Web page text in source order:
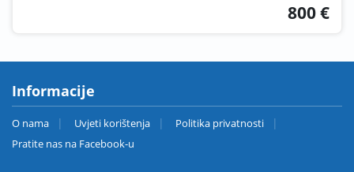
800 €
Informacije
O nama Uvjeti korištenja
Politika privatnosti
Pratite nas na Facebook-u